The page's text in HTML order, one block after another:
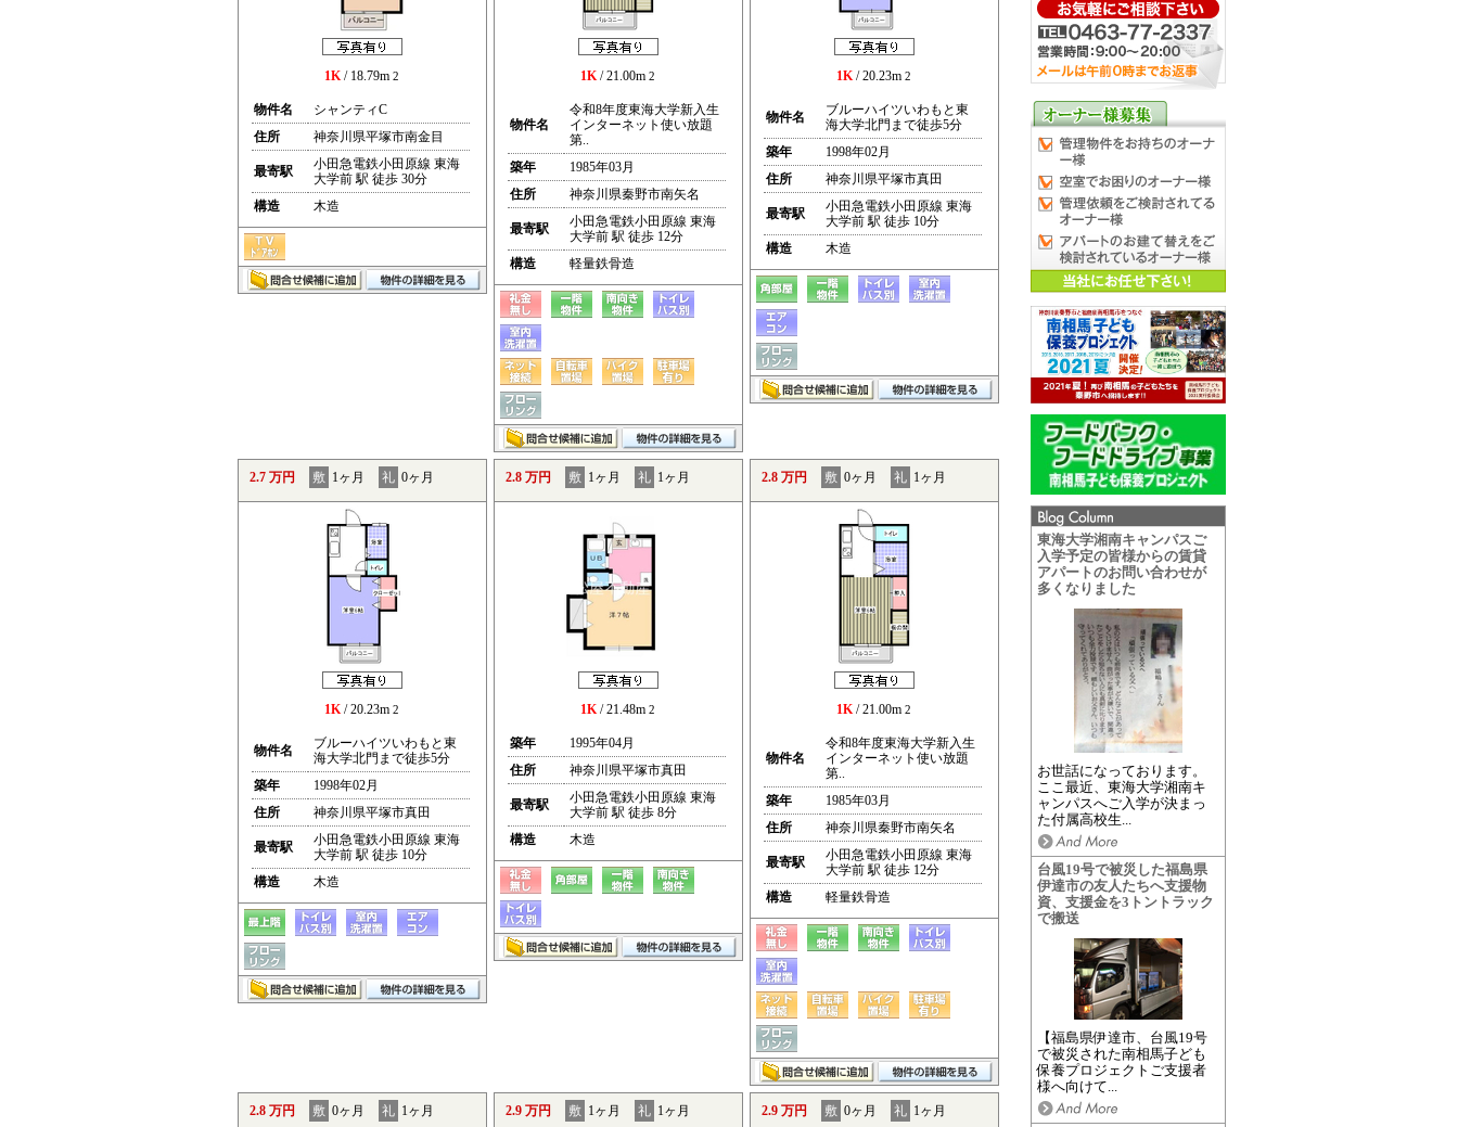
東海大学湘南キャンパスご
入学予定の皆様からの賃貸
アパートのお問い合わせが
多くなりました
お世話になっております。
ここ最近、東海大学湘南キ
ャンパスへご入学が決まっ
た付属高校生...
台風19号で被災した福島県
伊達市の友人たちへ支援物
資、支援金を3トントラック
で搬送
【福島県伊達市、台風19号
で被災された南相馬子ども
保養プロジェクトご支援者
様へ向けて...
1K/ 18.79m 2
物件名
シャンティC
住所
神奈川県平塚市南金目
最寄駅
小田急電鉄小田原線 東海
大学前 駅 徒歩 30分
構造
木造
1K/ 21.00m 2
物件名
令和8年度東海大学新入生
インターネット使い放題
第..
築年
1985年03月
住所
神奈川県秦野市南矢名
最寄駅
小田急電鉄小田原線 東海
大学前 駅 徒歩 12分
構造
軽量鉄骨造
1K/ 20.23m 2
物件名
ブルーハイツいわもと東
海大学北門まで徒歩5分
築年
1998年02月
住所
神奈川県平塚市真田
最寄駅
小田急電鉄小田原線 東海
大学前 駅 徒歩 10分
構造
木造
2.7 万円 敷 1ヶ月 礼 0ヶ月
1K/ 20.23m 2
物件名
ブルーハイツいわもと東
海大学北門まで徒歩5分
築年
1998年02月
住所
神奈川県平塚市真田
最寄駅
小田急電鉄小田原線 東海
大学前 駅 徒歩 10分
構造
木造
2.8 万円 敷 1ヶ月 礼 1ヶ月
1K/ 21.48m 2
築年
1995年04月
住所
神奈川県平塚市真田
最寄駅
小田急電鉄小田原線 東海
大学前 駅 徒歩 8分
構造
木造
2.8 万円 敷 0ヶ月 礼 1ヶ月
1K/ 21.00m 2
物件名
令和8年度東海大学新入生
インターネット使い放題
第..
築年
1985年03月
住所
神奈川県秦野市南矢名
最寄駅
小田急電鉄小田原線 東海
大学前 駅 徒歩 12分
構造
軽量鉄骨造
2.8 万円 敷 0ヶ月 礼 1ヶ月 2.9 万円 敷 1ヶ月 礼 1ヶ月 2.9 万円 敷 0ヶ月 礼 1ヶ月